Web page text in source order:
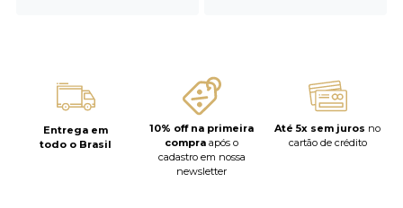
Entrega em
todo o Brasil
10% off na primeira
compra após o
cadastro em nossa
newsletter
Até 5x sem juros no
cartão de crédito